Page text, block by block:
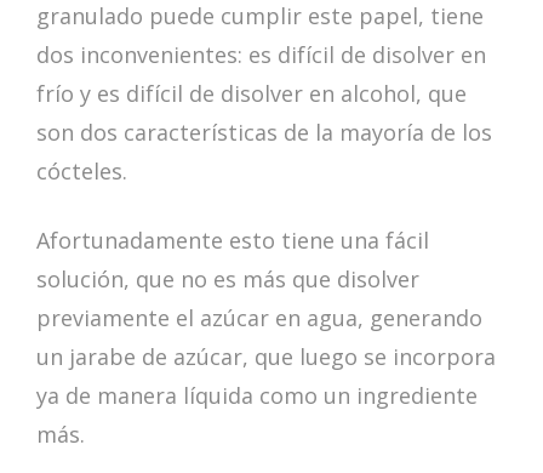
granulado puede cumplir este papel, tiene
dos inconvenientes: es difícil de disolver en
frío y es difícil de disolver en alcohol, que
son dos características de la mayoría de los
cócteles.
Afortunadamente esto tiene una fácil
solución, que no es más que disolver
previamente el azúcar en agua, generando
un jarabe de azúcar, que luego se incorpora
ya de manera líquida como un ingrediente
más.